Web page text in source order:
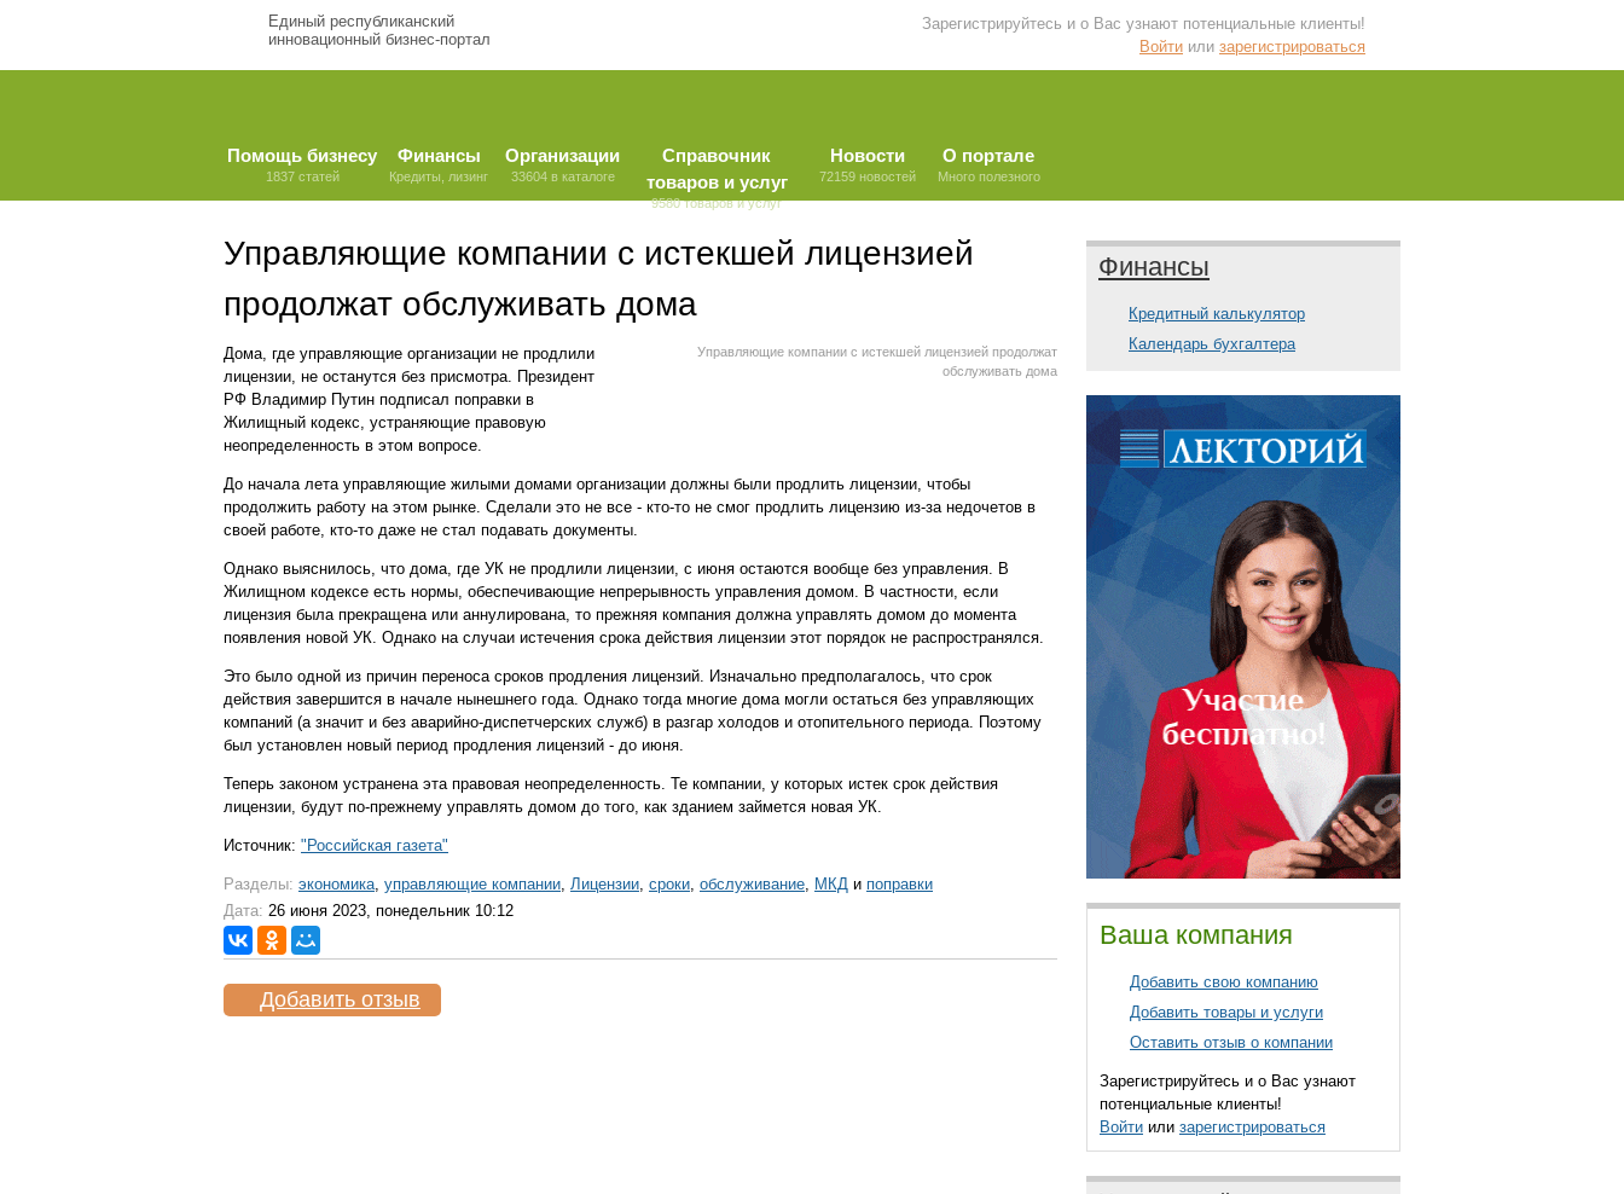
Единый республиканский
инновационный бизнес-портал
Зарегистрируйтесь и о Вас узнают потенциальные клиенты!
Войти или зарегистрироваться
Помощь бизнесу
1837 статей
Финансы
Кредиты, лизинг
Организации
33604 в каталоге
Справочник
товаров и услуг
9580 товаров и услуг
Новости
72159 новостей
О портале
Много полезного
Управляющие компании с истекшей лицензией
продолжат обслуживать дома
Управляющие компании с истекшей лицензией продолжат
обслуживать дома
Дома, где управляющие организации не продлили
лицензии, не останутся без присмотра. Президент
РФ Владимир Путин подписал поправки в
Жилищный кодекс, устраняющие правовую
неопределенность в этом вопросе.
До начала лета управляющие жилыми домами организации должны были продлить лицензии, чтобы
продолжить работу на этом рынке. Сделали это не все - кто-то не смог продлить лицензию из-за недочетов в
своей работе, кто-то даже не стал подавать документы.
Однако выяснилось, что дома, где УК не продлили лицензии, с июня остаются вообще без управления. В
Жилищном кодексе есть нормы, обеспечивающие непрерывность управления домом. В частности, если
лицензия была прекращена или аннулирована, то прежняя компания должна управлять домом до момента
появления новой УК. Однако на случаи истечения срока действия лицензии этот порядок не распространялся.
Это было одной из причин переноса сроков продления лицензий. Изначально предполагалось, что срок
действия завершится в начале нынешнего года. Однако тогда многие дома могли остаться без управляющих
компаний (а значит и без аварийно-диспетчерских служб) в разгар холодов и отопительного периода. Поэтому
был установлен новый период продления лицензий - до июня.
Теперь законом устранена эта правовая неопределенность. Те компании, у которых истек срок действия
лицензии, будут по-прежнему управлять домом до того, как зданием займется новая УК.
Источник: "Российская газета"
Разделы: экономика, управляющие компании, Лицензии, сроки, обслуживание, МКД и поправки
Дата: 26 июня 2023, понедельник 10:12
Добавить отзыв
Финансы
Кредитный калькулятор
Календарь бухгалтера
Ваша компания
Добавить свою компанию
Добавить товары и услуги
Оставить отзыв о компании
Зарегистрируйтесь и о Вас узнают
потенциальные клиенты!
Войти или зарегистрироваться